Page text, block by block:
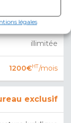
légales
sans employé
Campus
illimitée
1200€HT/mois
exclusif